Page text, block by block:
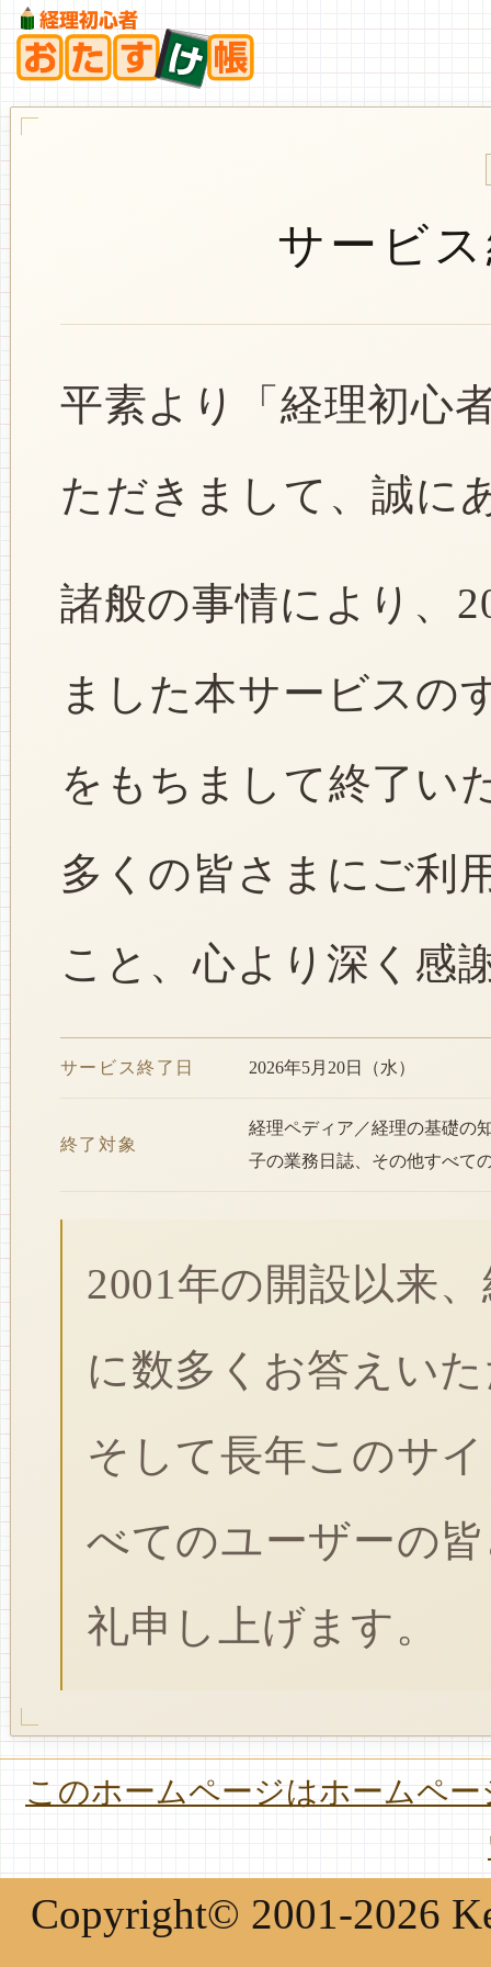
サービ
平素より「経理初心
ただきまして、誠に
諸般の事情により、
ました本サービスの
をもちまして終了い
多くの皆さまにご利
こと、心より深く感
サービス終了日 2026年5月20日（水）
終了対象
経理ペディア／経理の基礎の
子の業務日誌、その他すべて
2001年の開設以来
に数多くお答えい
そして長年このサ
べてのユーザーの
礼申し上げます。
このホームページはホームペ
Copyright© 2001-2026